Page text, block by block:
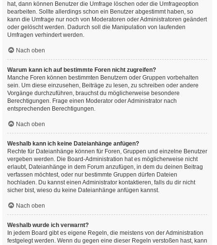
hat, dann können Benutzer die Umfrage löschen oder die Umfrageoption
bearbeiten. Sollte allerdings schon ein Benutzer abgestimmt haben, so
kann die Umfrage nur noch von Moderatoren oder Administratoren geändert
oder gelöscht werden. Dadurch soll die Manipulation von laufenden
Umfragen verhindert werden.
Nach oben
Warum kann ich auf bestimmte Foren nicht zugreifen?
Manche Foren können bestimmten Benutzern oder Gruppen vorbehalten
sein. Um diese einzusehen, Beiträge zu lesen, zu schreiben oder andere
Vorgänge durchzuführen, brauchst du möglicherweise besondere
Berechtigungen. Frage einen Moderator oder Administrator nach
entsprechenden Berechtigungen.
Nach oben
Weshalb kann ich keine Dateianhänge anfügen?
Rechte für Dateianhänge können für Foren, Gruppen und einzelne Benutzer
vergeben werden. Die Board-Administration hat es möglicherweise nicht
erlaubt, Dateianhänge in dem Forum anzufügen, in dem du deinen Beitrag
verfassen möchtest, oder nur bestimmte Gruppen dürfen Dateien
hochladen. Du kannst einen Administrator kontaktieren, falls du dir nicht
sicher bist, wieso du keine Dateianhänge anfügen kannst.
Nach oben
Weshalb wurde ich verwarnt?
In jedem Board gibt es eigene Regeln, die meistens von der Administration
festgelegt werden. Wenn du gegen eine dieser Regeln verstoßen hast, kann